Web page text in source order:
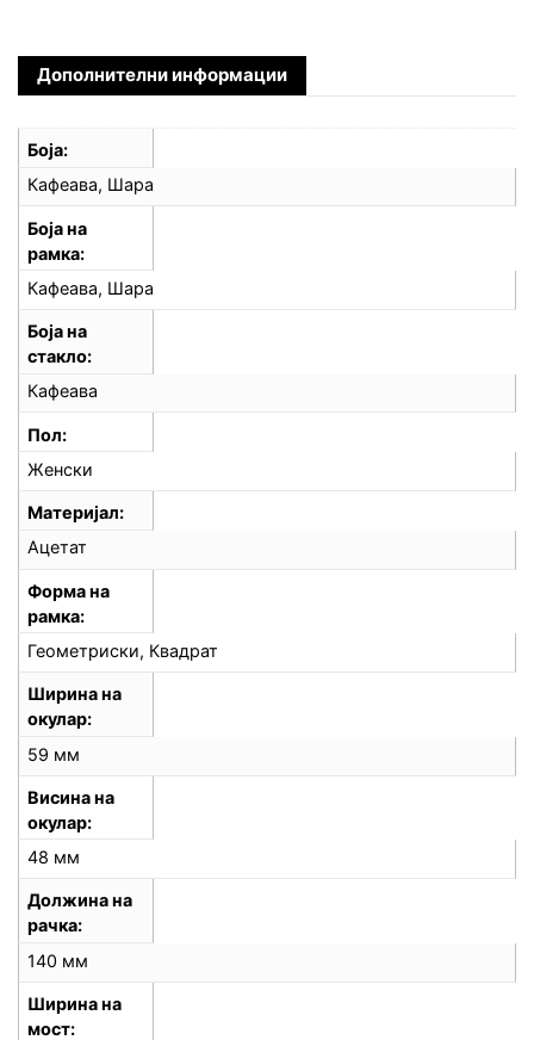
Дополнителни информации
Боја
Кафеава, Шара
Боја на
рамка
Кафеава, Шара
Боја на
стакло
Кафеава
Пол
Женски
Материјал
Ацетат
Форма на
рамка
Геометриски, Квадрат
Ширина на
окулар
59 мм
Висина на
окулар
48 мм
Должина на
рачка
140 мм
Ширина на
мост